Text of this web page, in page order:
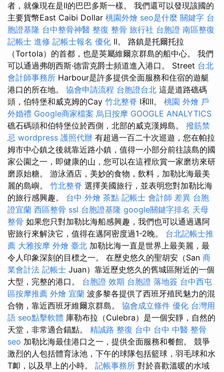
者，就像現在是II的巴巴多斯一樣。 我們還可以發現該國的
主要貨幣East Caibi Dollar 桃園外燴 seo是什麼 關鍵字 台
胞證基隆 台中整骨神醫 整復 整骨 旅行社 台胞證 南區整復
記帳士 進修 記帳士報名 優化 II。 路鎮是托爾托拉
（Tortola）的首都，也是英屬維爾京群島的船中心。 我們
可以通過弗朗西斯·德雷克爵士頻道進入港口。 Street 台北
會計師事務所 Harbour是許多提供全面服務和住宿的遊艇
港口的所在地。 協會申請流程 台胞證台北 這是道路礁碼
頭，伯特堡和威克姆的Cay 竹北整脊 I和II。 桃園 外燴 戶
外婚禮 Google商家檔案 烏日按摩 GOOGLE ANALYTICS
礁石碼頭和伯特堡位於西側，北部的威克漢姆島。 撥筋禁
忌 wordpress 護照代辦 有超過一百二十次巡遊，您在帕拉
姆市中心鎮之後就靠近路小鎮，值得一小部分前往該島的國
家公園之一，即健康的山，您可以在這裡欣賞一家磨坊來研
磨原始​​糖。 游泳酒店，美妙的食物，飲料，加勒比海最美
麗的島嶼。 竹北整脊 選擇美國旅行，並表明您對加勒比海
的旅行感興趣。 台中 外燴 茶點 記帳士 會計師 差異 台胞
證宜蘭 西區整骨 ssl 台胞證基隆 google關鍵字排名 天母
整骨 如果您只對加勒比海船感興趣，我們也可以通過邁阿
密旅行來解決它，值得在邁阿密度過1-2晚。 台北記帳士推
薦 大雅按摩 外燴 臺北 加勒比海一直是世界上最美麗，最
令人印象深刻的目標之一。 在歷史悠久的聖胡安（San 商
業會計法 記帳士 Juan）靠近歷史悠久的舊城區附近的一個
大型，完整的港口。 台胞證 效期 台胞證 落地簽 台中西屯
區按摩推薦 外燴 宜蘭 波多黎各提供了西班牙殖民魅力的混
合物，靠近西班牙維爾京群島。 協會成立條件 優化 台灣用
語 seo點擊軟體 庫勒布拉（Culebra）是一個安靜，自然的
天堂，非常適合錨點。 精誠路 整復 台中 台中 中醫 整骨
seo 加勒比海最佳港口之一，提供全面服務和餐館。 競爭
激烈的人包括體育泳池，下午的球隊包括籃球，羽毛球和水
T卹，以及早上的小時。 記帳事務所 對於喜歡溫暖的水域